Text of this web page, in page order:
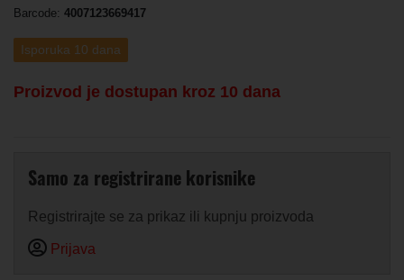
Barcode: 4007123669417
Isporuka 10 dana
Proizvod je dostupan kroz 10 dana
Samo za registrirane korisnike
Registrirajte se za prikaz ili kupnju proizvoda
Prijava